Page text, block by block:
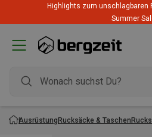
Highlights zum unschlagbaren
Summer
AusrüstungRucksäcke & Taschen